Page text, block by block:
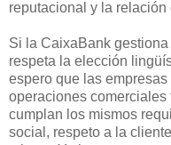
reputacional y la relación
Si la CaixaBank
respeta la elección
espero que las
operaciones
cumplan los mismos
social, respeto a la